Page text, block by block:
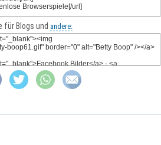
für Blogs und andere: